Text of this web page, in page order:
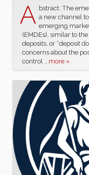
A bstract: The
a new channel
emerging
(EMDEs), similar to
deposits, or “deposit
concerns about the
control ...more »